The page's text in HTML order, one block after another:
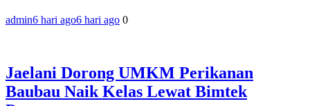
admin6 hari ago6 hari ago 0
Jaelani Dorong UMKM Perikanan
Baubau Naik Kelas Lewat Bimtek